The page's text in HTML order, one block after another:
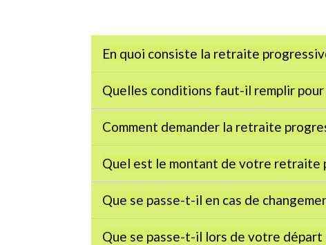
En quoi consiste la retraite
Quelles conditions faut-il remplir
Comment demander la retraite
Quel est le montant de votre retraite
Que se passe-t-il en cas de
Que se passe-t-il lors de votre